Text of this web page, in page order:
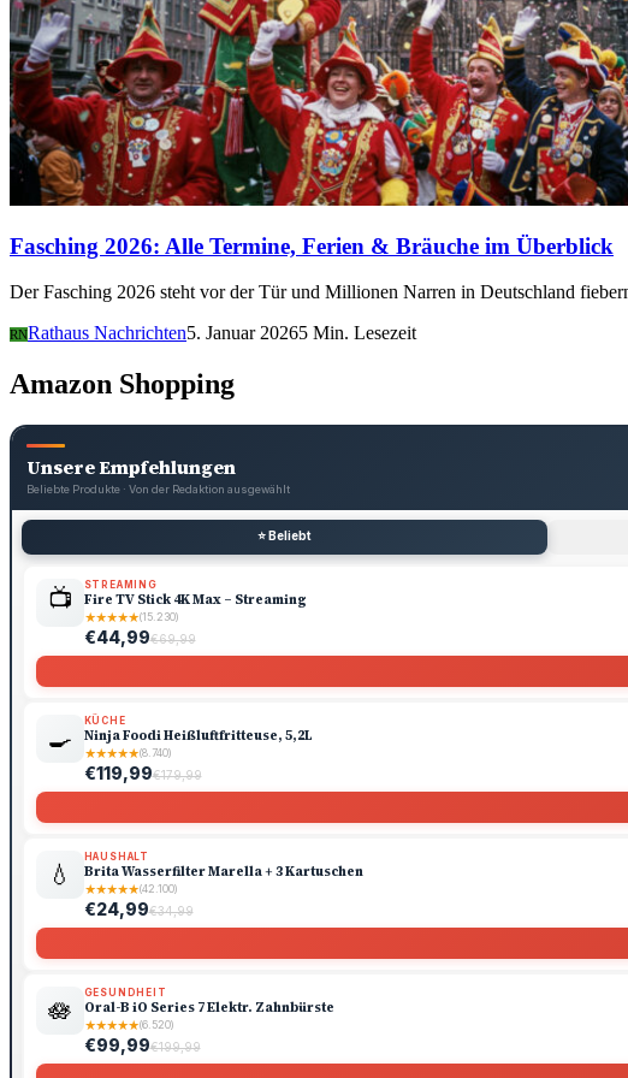
Fasching 2026: Alle Termine, Ferien & Bräuche im Überblick
Der Fasching 2026 steht vor der Tür und Millionen Narren in Deutschland
RNRathaus Nachrichten5. Januar 20265 Min. Lesezeit
Amazon Shopping
Unsere Empfehlungen
Beliebte Produkte · Von der Redaktion ausgewählt
⭐ Beliebt
📺 STREAMING
Fire TV Stick 4K Max – Streaming
★★★★★(15.230)
€44,99€69,99
🍳
KÜCHE
Ninja Foodi Heißluftfritteuse, 5,2L
★★★★★(8.740)
€119,99€179,99
💧
HAUSHALT
Brita Wasserfilter Marella + 3 Kartuschen
★★★★★(42.100)
€24,99€34,99
🪷
GESUNDHEIT
Oral-B iO Series 7 Elektr. Zahnbürste
★★★★★(6.520)
€99,99€199,99